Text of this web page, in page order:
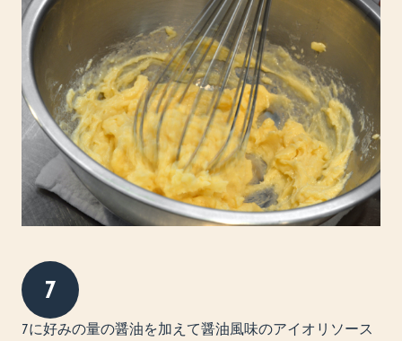
7
7に好みの量の醤油を加えて醤油風味のアイオリソース